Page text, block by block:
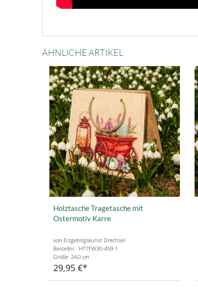
ÄHNLICHE ARTIKEL
Holztasche Tragetasche mit
Ostermotiv Karre
von Erzgebirgskunst Drechsel
Bestellnr.: HT7FW30-459-1
Größe: 24,0 cm
29,95 €